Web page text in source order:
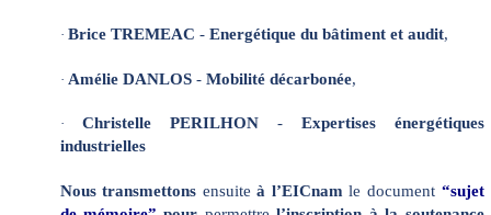
· Brice TREMEAC - Energétique du bâtiment et audit,
· Amélie DANLOS- Mobilité décarbonée,
· Christelle PERILHON- Expertises énergétiques
industrielles
Nous transmettons ensuiteà l’EICnam le document “sujet